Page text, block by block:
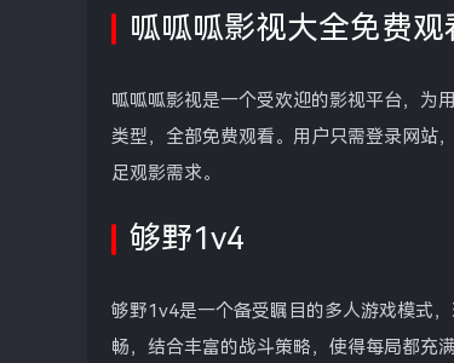
呱呱呱影视大全免费观
呱呱呱影视是一个受欢迎的影视平台，为
类型，全部免费观看。用户只需登录网站
足观影需求。
够野1v4
够野1v4是一个备受瞩目的多人游戏模式
畅，结合丰富的战斗策略，使得每局都充